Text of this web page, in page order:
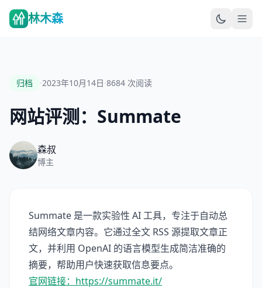
林木森
归档 ·2023年10月14日·8684 次阅读
网站评测：Summate
森叔
博主
Summate 是一款实验性 AI 工具，专注于自动总
结网络文章内容。它通过全文 RSS 源提取文章正
文，并利用 OpenAI 的语言模型生成简洁准确的
摘要，帮助用户快速获取信息要点。
官网链接：https://summate.it/